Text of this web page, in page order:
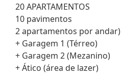
20 APARTAMENTOS
10 pavimentos
2 apartamentos por andar)
+ Garagem 1 (Térreo)
+ Garagem 2 (Mezanino)
+ Ático (área de lazer)